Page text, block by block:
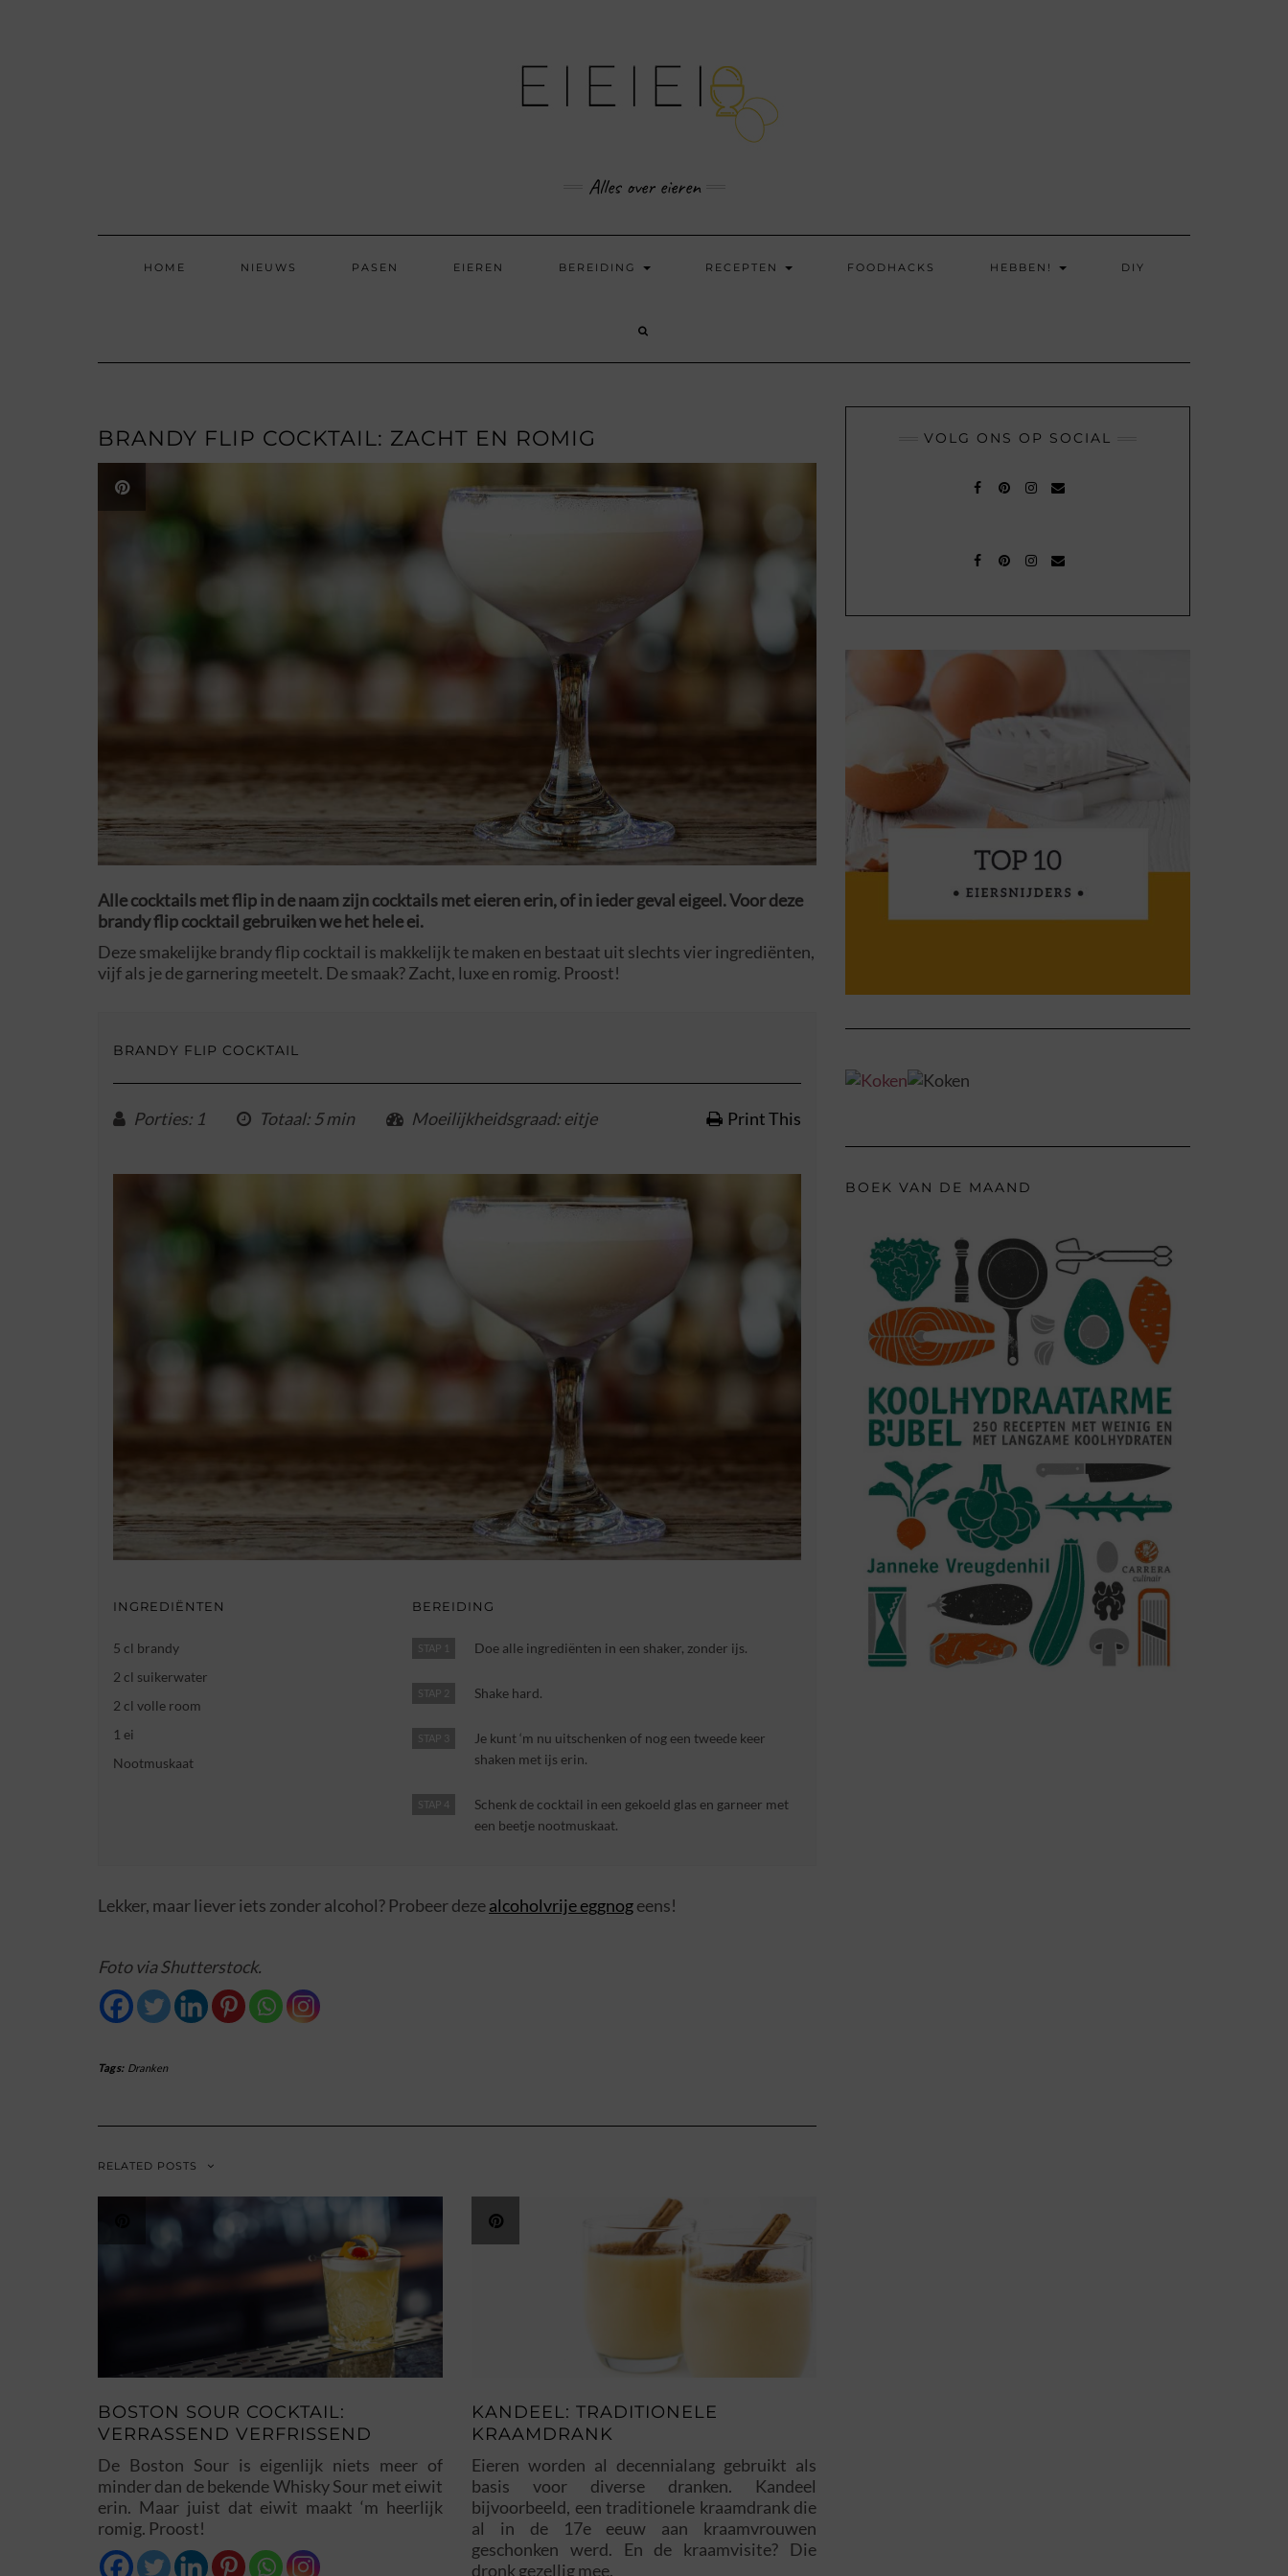
Alles over eieren
HOME NIEUWS PASEN EIEREN BEREIDING RECEPTEN FOODHACKS HEBBEN! DIY
BRANDY FLIP COCKTAIL: ZACHT EN ROMIG
Alle cocktails met flip in de naam zijn cocktails met eieren erin, of in ieder geval eigeel. Voor deze
brandy flip cocktail gebruiken we het hele ei.
Deze smakelijke brandy flip cocktail is makkelijk te maken en bestaat uit slechts vier ingrediënten,
vijf als je de garnering meetelt. De smaak? Zacht, luxe en romig. Proost!
BRANDY FLIP COCKTAIL
Porties: 1 Totaal: 5 min Moeilijkheidsgraad: eitje Print This
INGREDIËNTEN
5 cl brandy
2 cl suikerwater
2 cl volle room
1 ei
Nootmuskaat
BEREIDING
STAP 1 Doe alle ingrediënten in een shaker, zonder ijs.
STAP 2 Shake hard.
STAP 3
Je kunt ‘m nu uitschenken of nog een tweede keer
shaken met ijs erin.
STAP 4
Schenk de cocktail in een gekoeld glas en garneer met
een beetje nootmuskaat.
Lekker, maar liever iets zonder alcohol? Probeer dezealcoholvrije eggnogeens!
Foto via Shutterstock.
Tags: Dranken
RELATED POSTS
BOSTON SOUR COCKTAIL:
VERRASSEND VERFRISSEND
De Boston Sour is eigenlijk niets meer of
minder dan de bekende Whisky Sour met eiwit
erin. Maar juist dat eiwit maakt ‘m heerlijk
romig. Proost!
KANDEEL: TRADITIONELE
KRAAMDRANK
Eieren worden al decennialang gebruikt als
basis voor diverse dranken. Kandeel
bijvoorbeeld, een traditionele kraamdrank die
al in de 17e eeuw aan kraamvrouwen
geschonken werd. En de kraamvisite? Die
dronk gezellig mee.
VOLG ONS OP SOCIAL
BOEK VAN DE MAAND